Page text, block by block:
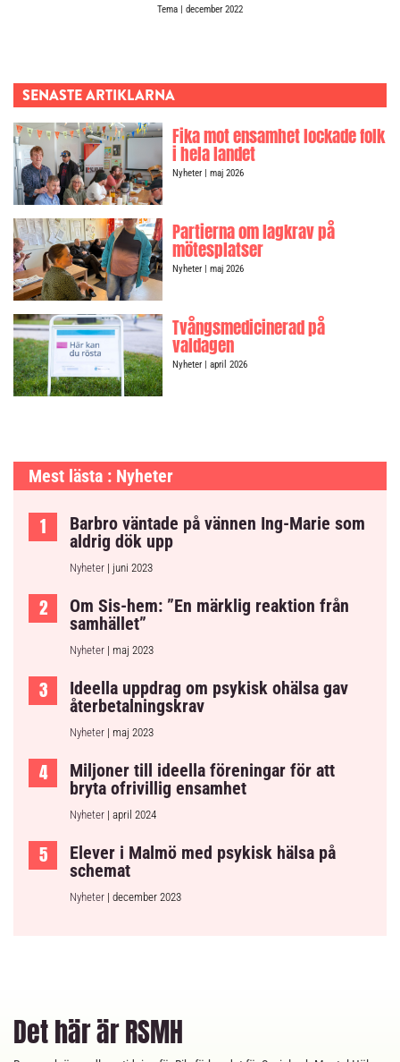
Tema | december 2022
SENASTE ARTIKLARNA
Fika mot ensamhet lockade folk
i hela landet
Nyheter| maj 2026
Partierna om lagkrav på
mötesplatser
Nyheter| maj 2026
Tvångsmedicinerad på
valdagen
Nyheter| april 2026
Mest lästa : Nyheter
Barbro väntade på vännen Ing-Marie som
aldrig dök upp
Nyheter | juni 2023
Om Sis-hem: ”En märklig reaktion från
samhället”
Nyheter | maj 2023
Ideella uppdrag om psykisk ohälsa gav
återbetalningskrav
Nyheter | maj 2023
Miljoner till ideella föreningar för att
bryta ofrivillig ensamhet
Nyheter | april 2024
Elever i Malmö med psykisk hälsa på
schemat
Nyheter | december 2023
Det här är RSMH